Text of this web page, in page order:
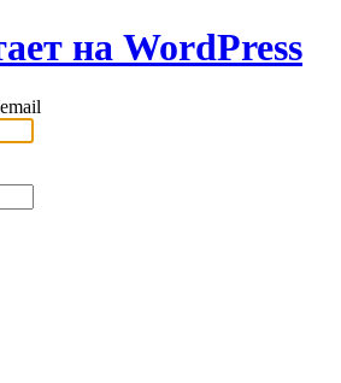
на WordPress